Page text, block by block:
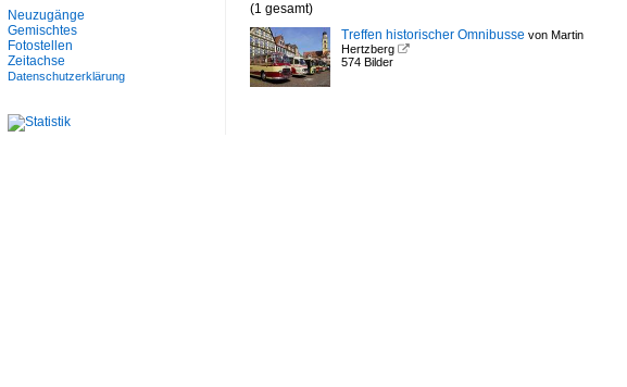
(1 gesamt)
Treffen historischer Omnibusse von Martin
Hertzberg 
574 Bilder
Neuzugänge
Gemischtes
Fotostellen
Zeitachse
Datenschutzerklärung